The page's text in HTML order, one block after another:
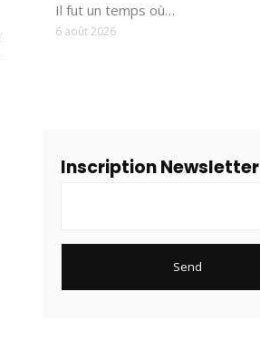
Il fut un temps où…
6 août 2026
Inscription Newsletter